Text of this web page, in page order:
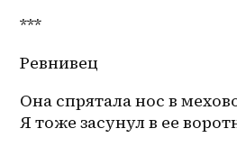
***
Ревнивец
Она спрятала нос в
Я тоже засунул в ее